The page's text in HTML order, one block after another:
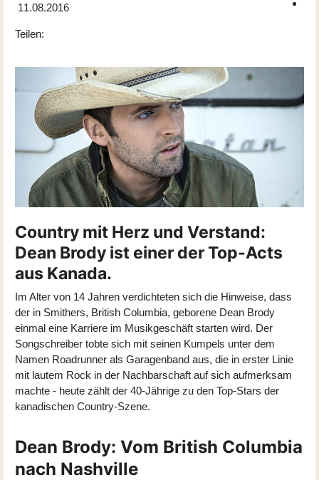
11.08.2016
Teilen:
Country mit Herz und Verstand:
Dean Brody ist einer der Top-Acts
aus Kanada.
Im Alter von 14 Jahren verdichteten sich die Hinweise, dass
der in Smithers, British Columbia, geborene Dean Brody
einmal eine Karriere im Musikgeschäft starten wird. Der
Songschreiber tobte sich mit seinen Kumpels unter dem
Namen Roadrunner als Garagenband aus, die in erster Linie
mit lautem Rock in der Nachbarschaft auf sich aufmerksam
machte - heute zählt der 40-Jährige zu den Top-Stars der
kanadischen Country-Szene.
Dean Brody: Vom British Columbia
nach Nashville